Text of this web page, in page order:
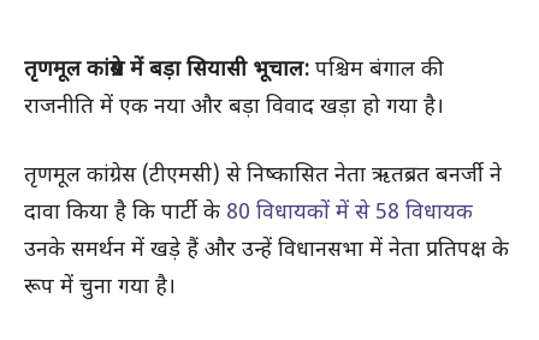
तृणमूल कांग्रेस में बड़ा सियासी भूचाल: पश्चिम बंगाल की
राजनीति में एक नया और बड़ा विवाद खड़ा हो गया है।
तृणमूल कांग्रेस (टीएमसी) से निष्कासित नेता ऋतब्रत बनर्जी ने
दावा किया है कि पार्टी के 80 विधायकों में से 58 विधायक
उनके समर्थन में खड़े हैं और उन्हें विधानसभा में नेता प्रतिपक्ष के
रूप में चुना गया है।